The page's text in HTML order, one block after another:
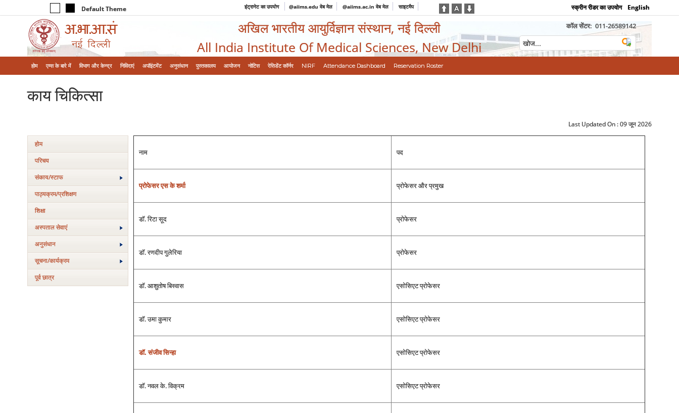
Default Theme इंट्रानेट का उपयोग @aiims.edu वेब मेल @aiims.ac.in वेब मेल साइटमैप स्क्रीन रीडर का उपयोग English
अखिल भारतीय आयुर्विज्ञान संस्थान, नई दिल्ली
All India Institute Of Medical Sciences, New Delhi
कॉल सेंटर: 011-26589142
होम एम्‍स के बारे में विभाग और केन्‍द्र निविदाएं अपॉइंटमेंट अनुसंधान पुस्तकालय आयोजन नोटिस रेसिडेंट कॉर्नर NIRF Attendance Dashboard Reservation Roster
काय चिकित्‍सा
Last Updated On :09 जून 2026
होम
परिचय
संकाय/स्‍टाफ
पाठ्यक्रम/प्रशिक्षण
शिक्षा
अस्‍पताल सेवाएं
अनुसंधान
सूचना/कार्यक्रम
पूर्व छात्र
नाम पद
प्रोफेसर एस के शर्मा प्रोफेसर और प्रमुख
डॉ. रिटा सूद प्रोफेसर
डॉ. रणदीप गुलेरिया प्रोफेसर
डॉ. आशुतोष बिस्‍वास एसोसिएट प्रोफेसर
डॉ. उमा कुमार एसोसिएट प्रोफेसर
डॉ. संजीव सिन्‍हा एसोसिएट प्रोफेसर
डॉ. नवल के. विक्रम एसोसिएट प्रोफेसर